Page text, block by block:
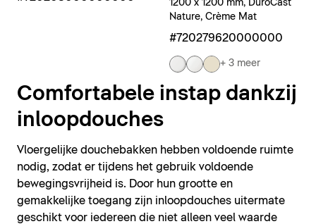
1200 x 1200 mm, DuroCast
Nature, Crème Mat
#720279620000000
+ 3 meer
Comfortabele instap dankzij
inloopdouches
Vloergelijke douchebakken hebben voldoende ruimte
nodig, zodat er tijdens het gebruik voldoende
bewegingsvrijheid is. Door hun grootte en
gemakkelijke toegang zijn inloopdouches uitermate
geschikt voor iedereen die niet alleen veel waarde